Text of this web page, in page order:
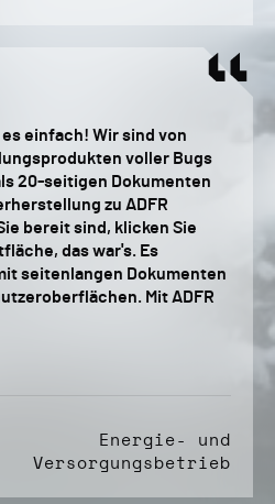
einfach! Wir sind von
voller Bugs
20-seitigen Dokumenten
zu ADFR
bereit sind, klicken Sie
das war's. Es
seitenlangen Dokumenten
Mit ADFR
Energie- und
Versorgungsbetrieb